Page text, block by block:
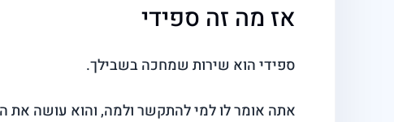
אז מה זה ספידי
ספידי הוא שירות שמחכה בשבילך.
אתה אומר לו למי להתקשר ולמה, והוא עושה את